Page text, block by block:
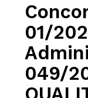
01/
049/